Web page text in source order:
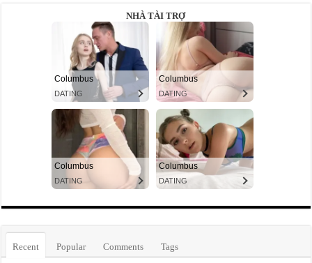
NHÀ TÀI TRỢ
Recent Popular Comments Tags